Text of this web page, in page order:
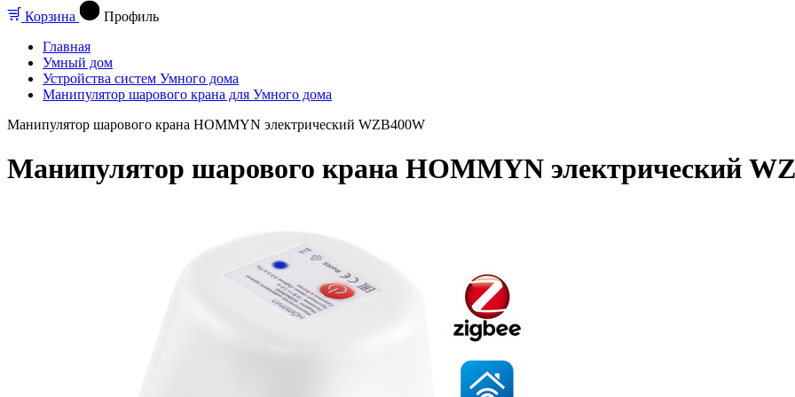
Корзина
Профиль
Главная
Умный дом
Устройства систем Умного дома
Манипулятор шарового крана для Умного дома
Манипулятор шарового крана HOMMYN электрический WZB400W
Манипулятор шарового крана HOMMYN электрический